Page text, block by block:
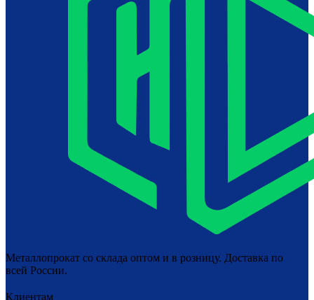
Металлопрокат со склада оптом и в розницу. Доставка по
всей России.
Клиентам